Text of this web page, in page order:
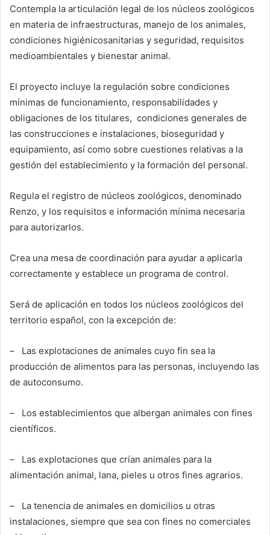
Contempla la articulación legal de los núcleos zoológicos
en materia de infraestructuras, manejo de los animales,
condiciones higiénicosanitarias y seguridad, requisitos
medioambientales y bienestar animal.
El proyecto incluye la regulación sobre condiciones
mínimas de funcionamiento, responsabilidades y
obligaciones de los titulares, condiciones generales de
las construcciones e instalaciones, bioseguridad y
equipamiento, así como sobre cuestiones relativas a la
gestión del establecimiento y la formación del personal.
Regula el registro de núcleos zoológicos, denominado
Renzo, y los requisitos e información mínima necesaria
para autorizarlos.
Crea una mesa de coordinación para ayudar a aplicarla
correctamente y establece un programa de control.
Será de aplicación en todos los núcleos zoológicos del
territorio español, con la excepción de:
– Las explotaciones de animales cuyo fin sea la
producción de alimentos para las personas, incluyendo las
de autoconsumo.
– Los establecimientos que albergan animales con fines
científicos.
– Las explotaciones que crían animales para la
alimentación animal, lana, pieles u otros fines agrarios.
– La tenencia de animales en domicilios u otras
instalaciones, siempre que sea con fines no comerciales